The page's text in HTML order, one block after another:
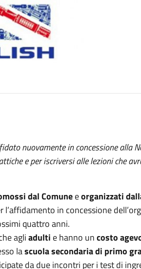
nuovamente in concessione alla
e per iscriversi alle lezioni che
dal Comuneeorganizzati
l’affidamento in concessione
quattro anni.
agliadulti e hanno uncosto
lascuola secondaria di primo
da due incontri per i test di